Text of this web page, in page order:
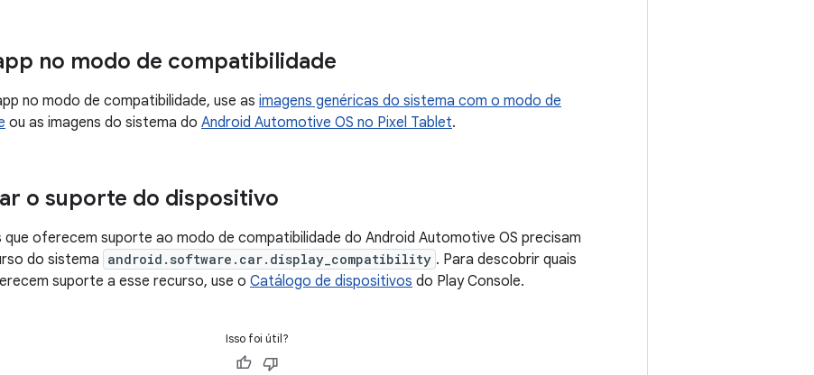
no modo de compatibilidade
no modo de compatibilidade, use as imagens genéricas do sistema com o modo de
ou as imagens do sistema do Android Automotive OS no Pixel Tablet.
o suporte do dispositivo
que oferecem suporte ao modo de compatibilidade do Android Automotive OS precisam
do sistema android.software.car.display_compatibility . Para descobrir quais
suporte a esse recurso, use o Catálogo de dispositivos do Play Console.
Isso foi útil?